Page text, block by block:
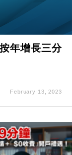
珠寶鐘錶銷售升勢
派息比率目標維持
儲市場 加快海外
前 男子攜槍彈被捕
年增長三分
February 13, 2023